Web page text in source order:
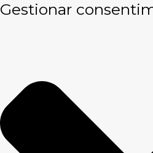
Gestionar